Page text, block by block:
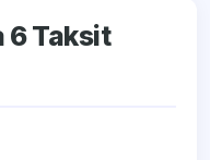
6 Taksit